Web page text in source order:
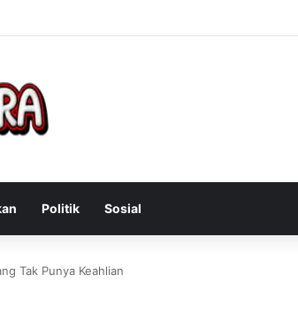
Post Power Syndrome Setelah Pensiun Kerja
Politik Sosial
Tak Punya Keahlian